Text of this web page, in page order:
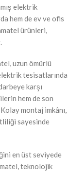
elektrik
hem de ev ve ofis
ürünleri,
uzun ömürlü
tesisatlarında
karşı
hem de son
montaj imkânı,
sayesinde
en üst seviyede
teknolojik